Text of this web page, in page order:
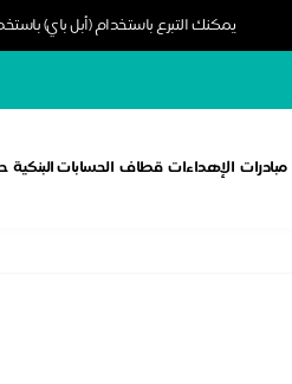
يمكنك التبرع باستخدام (أبل باي)
مبادرات الإهداءات قطاف الحسابات البنكية